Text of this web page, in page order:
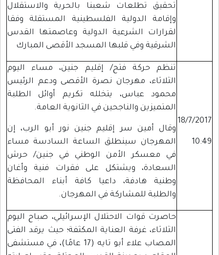
تحقيق تطلعات شعبنا بالحرية والاستقلال
وإقامة الدولية الفلسطينية المستقلة وفقا
لقرارات الشرعية الدولية وعاصمتها القدس
الشرقية وفي قلبها المسجد الأقصى المبارك
18/7/2017
10:49
تنظم حركة فتح/ إقليم جنين، مساء اليوم
الثلاثاء، مهرجان نصرة الأقصى ودعم الرئيس
محمود عباس، يتخلله تكريم أوائل الطلبة
المتميزين والناجحين في الثانوية العامة.
وقال أمين سر إقليم جنين نور أبو الرب، إن
المهرجان سينطلق الساعة السادسة مساء
في معسكر الأمن الوطني في جنين/ حرش
السعادة، ويشتكل على فقرات فنية وأغان
وطنية هادفة، داعيا كافة أبناء المحافظة
والطلبة للمشاركة في المهرجان.
حاصرت قوات الاحتلال الإسرائيلي، صباح اليوم
الثلاثاء، غرفة العناية المكثفة؛ حيث يرقد الفتى
المصاب علاء أبو تايه (17 عامًا)، في مستشفى